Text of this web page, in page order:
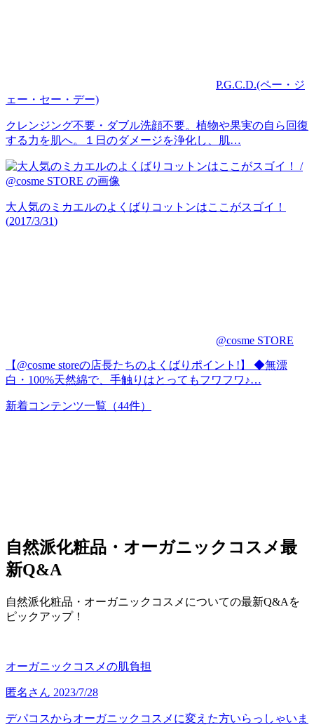
P.G.C.D.(ペー・ジ
ェー・セー・デー)
クレンジング不要・ダブル洗顔不要。植物や果実の自ら回復
する力を肌へ。１日のダメージを浄化し、肌…
大人気のミカエルのよくばりコットンはここがスゴイ！
(2017/3/31)
@cosme STORE
【@cosme storeの店長たちのよくばりポイント!】 ◆無漂
白・100%天然綿で、手触りはとってもフワフワ♪…
新着コンテンツ一覧 （44件）
自然派化粧品・オーガニックコスメ最
新Q&A
自然派化粧品・オーガニックコスメについての最新Q&Aを
ピックアップ！
オーガニックコスメの肌負担
匿名 さん 2023/7/28
デパコスからオーガニックコスメに変えた方いらっしゃいま